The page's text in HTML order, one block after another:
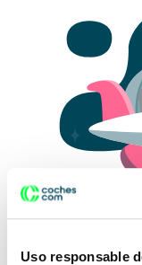
Uso responsable